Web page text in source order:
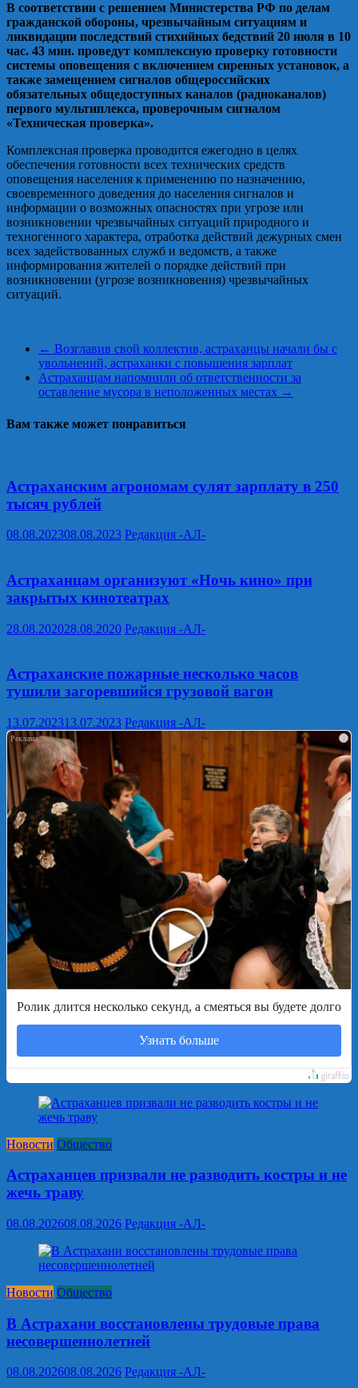
В соответствии с решением Министерства РФ по делам
гражданской обороны, чрезвычайным ситуациям и
ликвидации последствий стихийных бедствий 20 июля в 10
час. 43 мин. проведут комплексную проверку готовности
системы оповещения с включением сиренных установок, а
также замещением сигналов общероссийских
обязательных общедоступных каналов (радиоканалов)
первого мультиплекса, проверочным сигналом
«Техническая проверка».
Комплексная проверка проводится ежегодно в целях
обеспечения готовности всех технических средств
оповещения населения к применению по назначению,
своевременного доведения до населения сигналов и
информации о возможных опасностях при угрозе или
возникновении чрезвычайных ситуаций природного и
техногенного характера, отработка действий дежурных смен
всех задействованных служб и ведомств, а также
информирования жителей о порядке действий при
возникновении (угрозе возникновения) чрезвычайных
ситуаций.
← Возглавив свой коллектив, астраханцы начали бы с
увольнений, астраханки с повышения зарплат
Астраханцам напомнили об ответственности за
оставление мусора в неположенных местах →
Вам также может понравиться
Астраханским агрономам сулят зарплату в 250
тысяч рублей
08.08.202308.08.2023 Редакция -АЛ-
Астраханцам организуют «Ночь кино» при
закрытых кинотеатрах
28.08.202028.08.2020 Редакция -АЛ-
Астраханские пожарные несколько часов
тушили загоревшийся грузовой вагон
13.07.202313.07.2023 Редакция -АЛ-
i
Ролик длится несколько секунд, а смеяться вы будете долго
Узнать больше
Новости Общество
Астраханцев призвали не разводить костры и не
жечь траву
08.08.202608.08.2026 Редакция -АЛ-
Новости Общество
В Астрахани восстановлены трудовые права
несовершеннолетней
08.08.202608.08.2026 Редакция -АЛ-